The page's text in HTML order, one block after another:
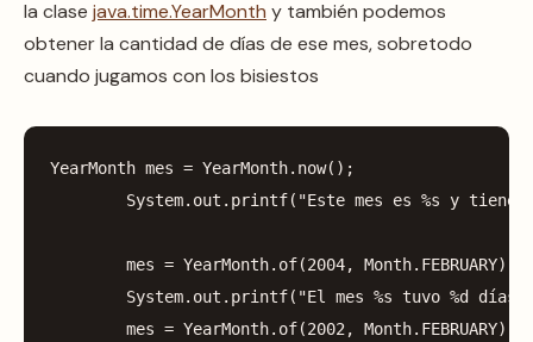
la clase java.time.YearMonth y también podemos
obtener la cantidad de días de ese mes, sobretodo
cuando jugamos con los bisiestos
YearMonth mes = YearMonth. now();
System. out . printf( "Este mes es %s y tiene
mes = YearMonth. of(2004, Month. FEBRUARY);
System. out . printf( "El mes %s tuvo %d
mes = YearMonth. of(2002 , Month. FEBRUARY);